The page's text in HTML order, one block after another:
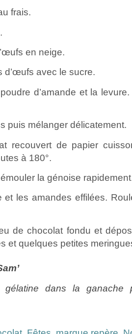
frais.
en neige.
d’œufs avec le sucre.
d’amande et la
puis mélanger délicatement.
recouvert de papier
à 180°.
la génoise
et les amandes effilées.
de chocolat fondu et
et quelques petites
dans la ganache